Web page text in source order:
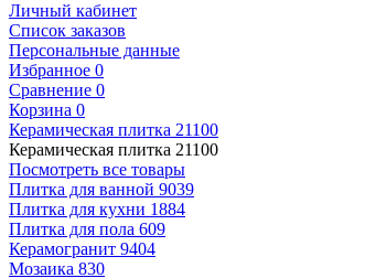
Личный кабинет
Список заказов
Персональные данные
Избранное 0
Сравнение 0
Корзина 0
Керамическая плитка 21100
Керамическая плитка 21100
Посмотреть все товары
Плитка для ванной 9039
Плитка для кухни 1884
Плитка для пола 609
Керамогранит 9404
Мозаика 830